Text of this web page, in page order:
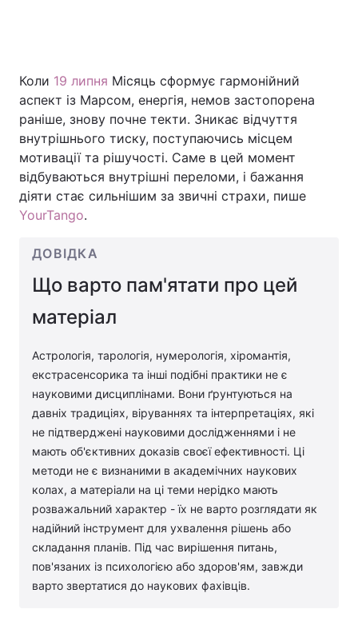
Головна Війна
Україна
Економіка Світ
Спорт Наука
Екологія Регіони
Лонгріди
Відео з Youtube Статті
Інтерв'ю Думки
Архів Вакансії
Контакти
Коли 19 липня Місяць сформує гармонійний
аспект із Марсом, енергія, немов застопорена
раніше, знову почне текти. Зникає відчуття
внутрішнього тиску, поступаючись місцем
мотивації та рішучості. Саме в цей момент
відбуваються внутрішні переломи, і бажання
діяти стає сильнішим за звичні страхи, пише
YourTango.
ДОВІДКА
Що варто пам'ятати про цей
матеріал
Астрологія, тарологія, нумерологія, хіромантія,
екстрасенсорика та інші подібні практики не є
науковими дисциплінами. Вони ґрунтуються на
давніх традиціях, віруваннях та інтерпретаціях, які
не підтверджені науковими дослідженнями і не
мають об'єктивних доказів своєї ефективності. Ці
методи не є визнаними в академічних наукових
колах, а матеріали на ці теми нерідко мають
розважальний характер - їх не варто розглядати як
надійний інструмент для ухвалення рішень або
складання планів. Під час вирішення питань,
пов'язаних із психологією або здоров'ям, завжди
варто звертатися до наукових фахівців.